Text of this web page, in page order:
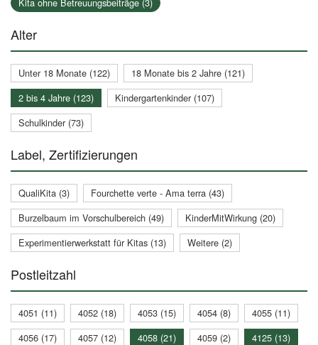
Alter
Unter 18 Monate (122)
18 Monate bis 2 Jahre (121)
2 bis 4 Jahre (123)
Kindergartenkinder (107)
Schulkinder (73)
Label, Zertifizierungen
QualiKita (3)
Fourchette verte - Ama terra (43)
Burzelbaum im Vorschulbereich (49)
KinderMitWirkung (20)
Experimentierwerkstatt für Kitas (13)
Weitere (2)
Postleitzahl
4051 (11) 4052 (18) 4053 (15) 4054 (8)
4055 (11)
4056 (17)
4057 (12) 4058 (21) 4059 (2) 4125 (13)